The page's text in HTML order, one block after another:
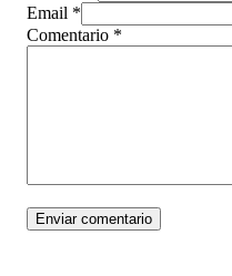
Email *
Comentario *